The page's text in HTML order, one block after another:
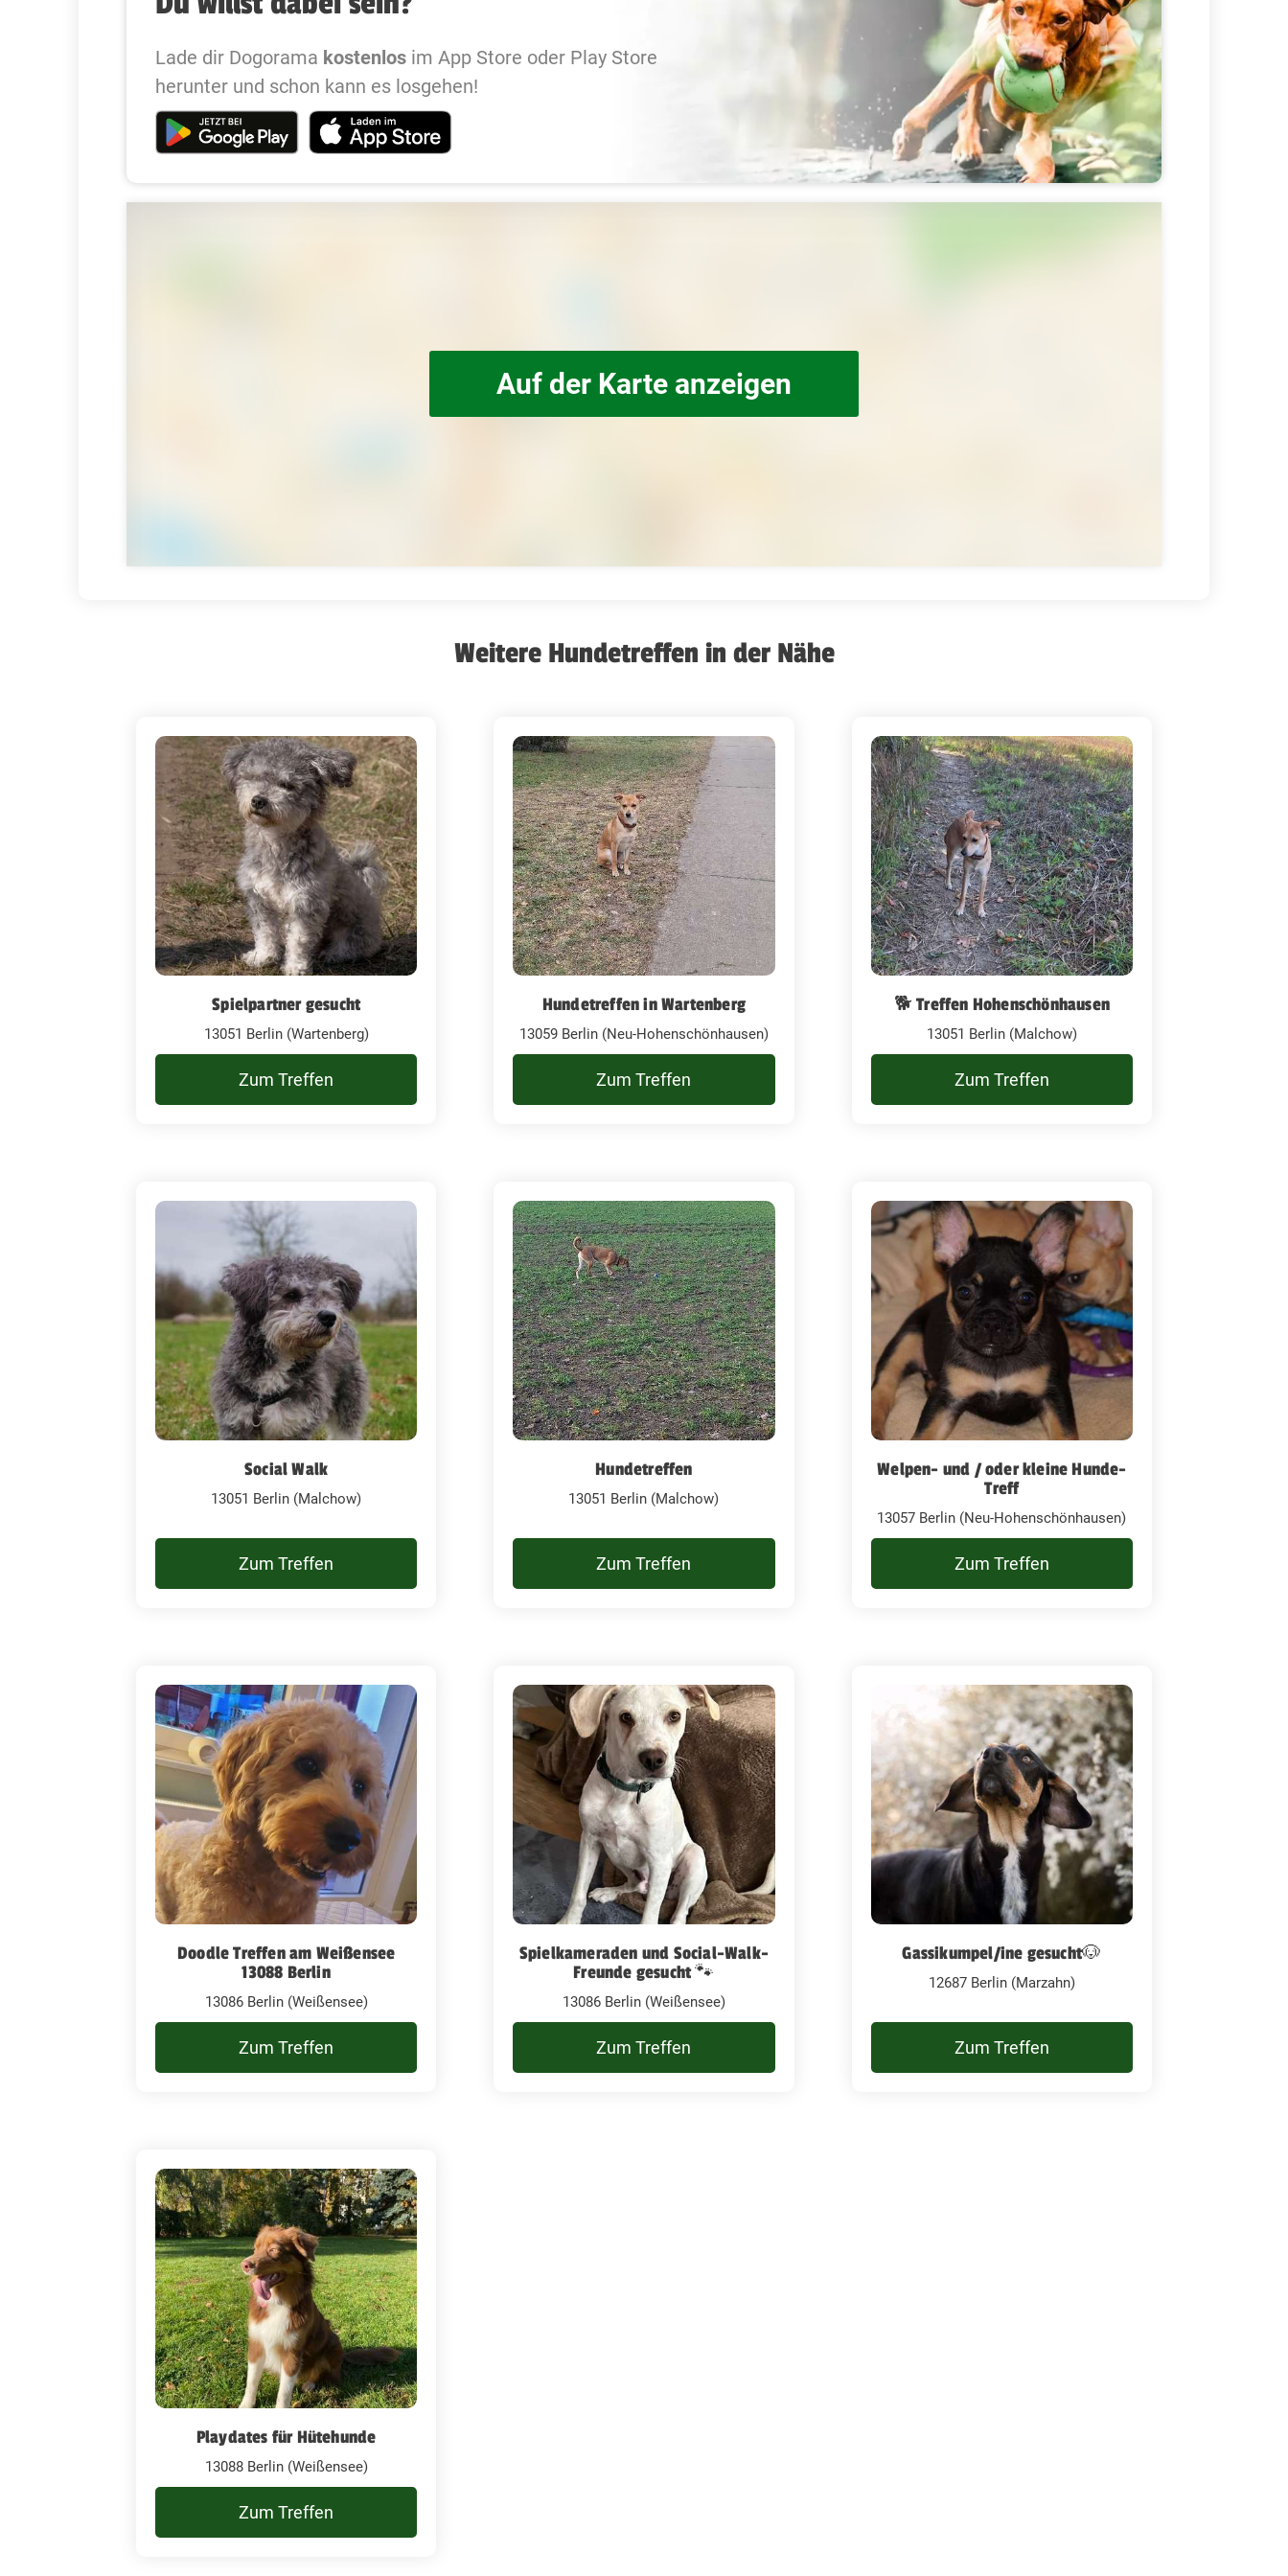
Lade dir Dogorama kostenlos im App Store oder Play Store
herunter und schon kann es losgehen!
Auf der Karte anzeigen
Weitere Hundetreffen in der Nähe
Spielpartner gesucht
13051 Berlin (Wartenberg)
Zum Treffen
Hundetreffen in Wartenberg
13059 Berlin (Neu-Hohenschönhausen)
Zum Treffen
🐕 Treffen Hohenschönhausen
13051 Berlin (Malchow)
Zum Treffen
Social Walk
13051 Berlin (Malchow)
Zum Treffen
Hundetreffen
13051 Berlin (Malchow)
Zum Treffen
Welpen- und / oder kleine Hunde-
Treff
13057 Berlin (Neu-Hohenschönhausen)
Zum Treffen
Doodle Treffen am Weißensee
13088 Berlin
13086 Berlin (Weißensee)
Zum Treffen
Spielkameraden und Social-Walk-
Freunde gesucht 🐾
13086 Berlin (Weißensee)
Zum Treffen
Gassikumpel/ine gesucht🐶
12687 Berlin (Marzahn)
Zum Treffen
Playdates für Hütehunde
13088 Berlin (Weißensee)
Zum Treffen